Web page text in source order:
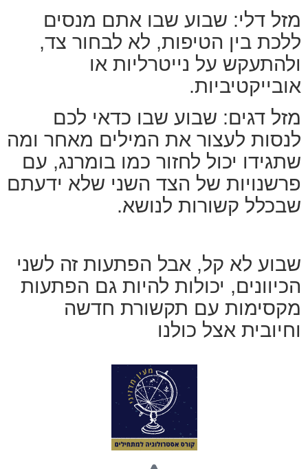
מזל דלי: שבוע שבו אתם מנסים
ללכת בין הטיפות, לא לבחור צד,
ולהתעקש על נייטרליות או
אובייקטיביות.
מזל דגים: שבוע שבו כדאי לכם
לנסות לעצור את המילים מאחר ומה
שתגידו יכול לחזור כמו בומרנג, עם
פרשנויות של הצד השני שלא ידעתם
שבכלל קשורות לנושא.
שבוע לא קל, אבל הפתעות זה לשני
הכיוונים, יכולות להיות גם הפתעות
מקסימות עם תקשורת חדשה
וחיובית אצל כולנו